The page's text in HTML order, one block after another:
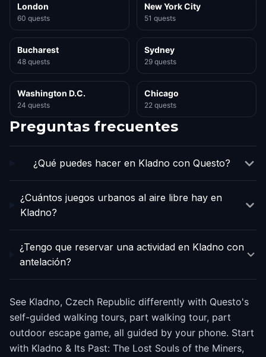
London
60 quests
New York City
51 quests
Bucharest
48 quests
Sydney
29 quests
Washington D.C.
24 quests
Chicago
22 quests
Preguntas frecuentes
¿Qué puedes hacer en Kladno con Questo?
¿Cuántos juegos urbanos al aire libre hay en
Kladno?
¿Tengo que reservar una actividad en Kladno con
antelación?
See Kladno, Czech Republic differently with Questo's
self-guided walking tours, part walking tour, part
outdoor escape game, all guided by your phone. Start
with Kladno & Its Past: The Lost Souls of the Miners,